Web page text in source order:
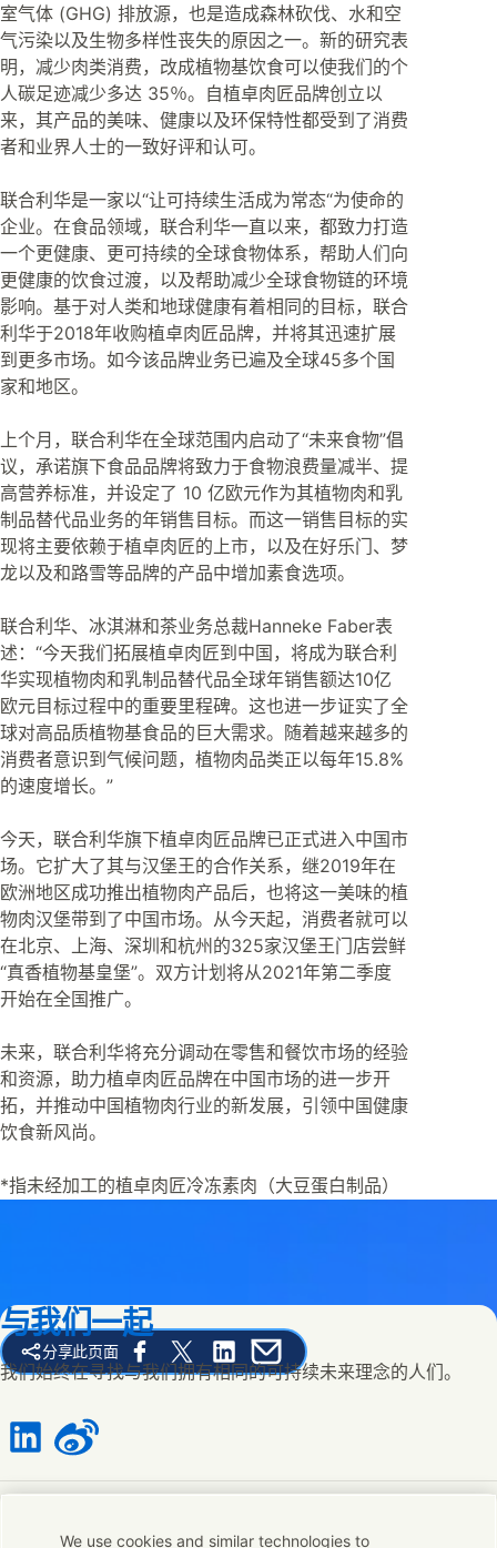
室气体 (GHG) 排放源，也是造成森林砍伐、水和空
气污染以及生物多样性丧失的原因之一。新的研究表
明，减少肉类消费，改成植物基饮食可以使我们的个
人碳足迹减少多达 35％。自植卓肉匠品牌创立以
来，其产品的美味、健康以及环保特性都受到了消费
者和业界人士的一致好评和认可。
联合利华是一家以“让可持续生活成为常态“为使命的
企业。在食品领域，联合利华一直以来，都致力打造
一个更健康、更可持续的全球食物体系，帮助人们向
更健康的饮食过渡，以及帮助减少全球食物链的环境
影响。基于对人类和地球健康有着相同的目标，联合
利华于2018年收购植卓肉匠品牌，并将其迅速扩展
到更多市场。如今该品牌业务已遍及全球45多个国
家和地区。
上个月，联合利华在全球范围内启动了“未来食物”倡
议，承诺旗下食品品牌将致力于食物浪费量减半、提
高营养标准，并设定了 10 亿欧元作为其植物肉和乳
制品替代品业务的年销售目标。而这一销售目标的实
现将主要依赖于植卓肉匠的上市，以及在好乐门、梦
龙以及和路雪等品牌的产品中增加素食选项。
联合利华、冰淇淋和茶业务总裁Hanneke Faber表
述：“今天我们拓展植卓肉匠到中国，将成为联合利
华实现植物肉和乳制品替代品全球年销售额达10亿
欧元目标过程中的重要里程碑。这也进一步证实了全
球对高品质植物基食品的巨大需求。随着越来越多的
消费者意识到气候问题，植物肉品类正以每年15.8%
的速度增长。”
今天，联合利华旗下植卓肉匠品牌已正式进入中国市
场。它扩大了其与汉堡王的合作关系，继2019年在
欧洲地区成功推出植物肉产品后，也将这一美味的植
物肉汉堡带到了中国市场。从今天起，消费者就可以
在北京、上海、深圳和杭州的325家汉堡王门店尝鲜
“真香植物基皇堡”。双方计划将从2021年第二季度
开始在全国推广。
未来，联合利华将充分调动在零售和餐饮市场的经验
和资源，助力植卓肉匠品牌在中国市场的进一步开
拓，并推动中国植物肉行业的新发展，引领中国健康
饮食新风尚。
*指未经加工的植卓肉匠冷冻素肉（大豆蛋白制品）
分享此页面
Share this page on Facebook
Share this page on X
Share this page on Linked In
Share this page on E-mail
与我们一起
我们始终在寻找与我们拥有相同的可持续未来理念的人们。
with us on LinkedIn
Connect with us on Weibo
联系我们
We use cookies and similar technologies to